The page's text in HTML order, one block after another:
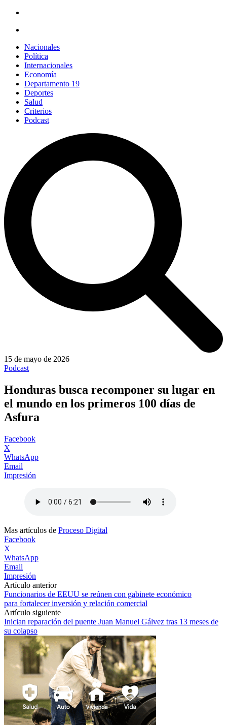
Nacionales
Política
Internacionales
Economía
Departamento 19
Deportes
Salud
Criterios
Podcast
15 de mayo de 2026
Podcast
Honduras busca recomponer su lugar en
el mundo en los primeros 100 días de
Asfura
Facebook
X
WhatsApp
Email
Impresión
Mas artículos de Proceso Digital
Facebook
X
WhatsApp
Email
Impresión
Artículo anterior
Funcionarios de EEUU se reúnen con gabinete económico
para fortalecer inversión y relación comercial
Artículo siguiente
Inician reparación del puente Juan Manuel Gálvez tras 13 meses de
su colapso